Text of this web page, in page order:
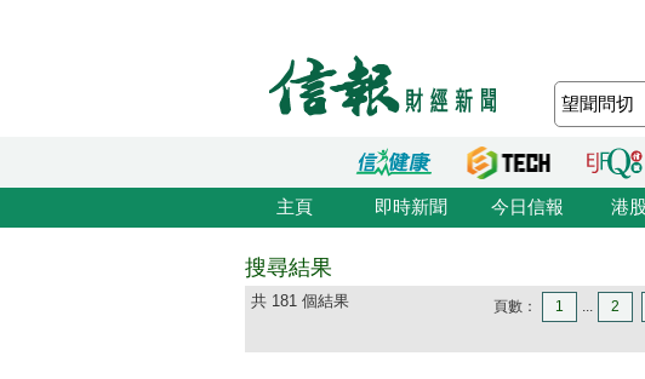
主頁 即時新聞 今日信報 港
搜尋結果
共 181 個結果 頁數： 1 ... 2